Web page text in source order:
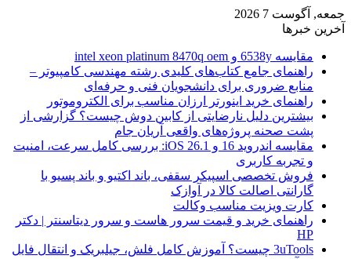
جمعه, آگوست 7 2026
آخرین خبرها
مقایسه 6538y و intel xeon platinum 8470q oem
راهنمای جامع کتاب‌های کلیدی رشته مهندسی کامپیوتر –
منابع ضروری برای دانشجویان فنی و حرفه‌ای
راهنمای خرید اینورتر ارزان مناسب برای الکتروموتور
بیشترین دلیل نارضایتی از کابین دوش چیست؟ گزارشی از
پشت صحنه پروژه‌های واقعی آریان جام
مقایسه اندروید 16 و iOS 26.1: بررسی کامل سرعت، امنیت
و تجربه کاربری
فروش تخصصی اسپیکر سقفی، باند اکتیو و باند پسیو با
گارانتی اصالت کالا در آوازک
کارت ویزیت مناسب وکالت
راهنمای خرید و قیمت سرور هاست و سرور دیتاسنتر | دکتر
HP
3uTools چیست؟ آموزش کامل فلش، جیلبریک و انتقال فایل